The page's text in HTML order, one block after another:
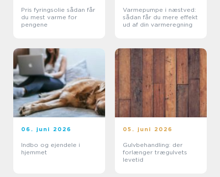
Pris fyringsolie sådan får
du mest varme for
pengene
Varmepumpe i næstved:
sådan får du mere effekt
ud af din varmeregning
06. juni 2026
Indbo og ejendele i
hjemmet
05. juni 2026
Gulvbehandling: der
forlænger trægulvets
levetid